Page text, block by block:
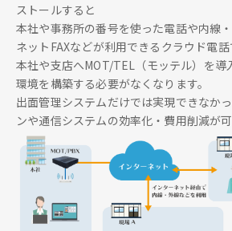
ストールすると
本社や事務所の番号を使った電話や内線
ネットFAXなどが利用できるクラウド電話
本社や支店へMOT/TEL（モッテル）を導
環境を構築する必要がなくなります。
出面管理システムだけでは実現できなか
ンや通信システムの効率化・費用削減が